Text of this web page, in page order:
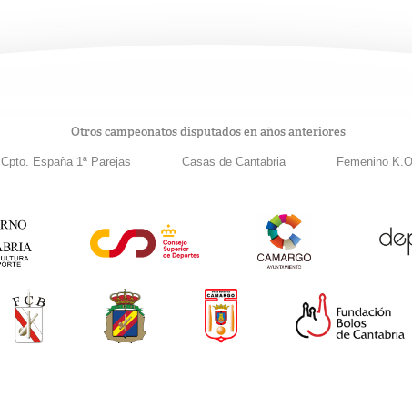
Otros campeonatos disputados en años anteriores
Cpto. España 1ª Parejas Casas de Cantabria Femenino